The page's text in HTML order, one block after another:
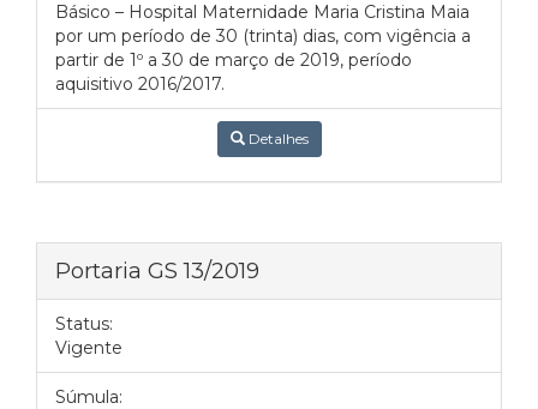
Básico – Hospital Maternidade Maria Cristina Maia
por um período de 30 (trinta) dias, com vigência a
partir de 1º a 30 de março de 2019, período
aquisitivo 2016/2017.
Detalhes
Portaria GS 13/2019
Status:
Vigente
Súmula: